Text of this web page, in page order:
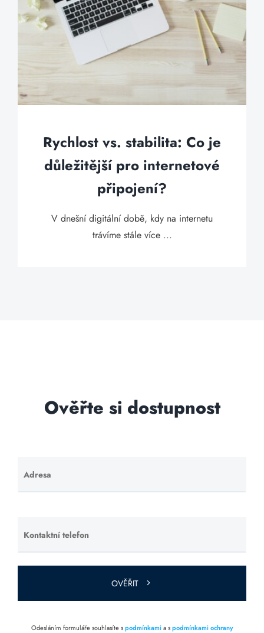
Rychlost vs. stabilita: Co je
důležitější pro internetové
připojení?
V dnešní digitální době, kdy na internetu
trávíme stále více ...
Ověřte si dostupnost
Adresa
Ponechte
toto pole
Kontaktní telefon
Ponechte
toto pole
prázdné.
OVĚŘIT
Odesláním formuláře souhlasíte spodmínkamia spodmínkami ochrany